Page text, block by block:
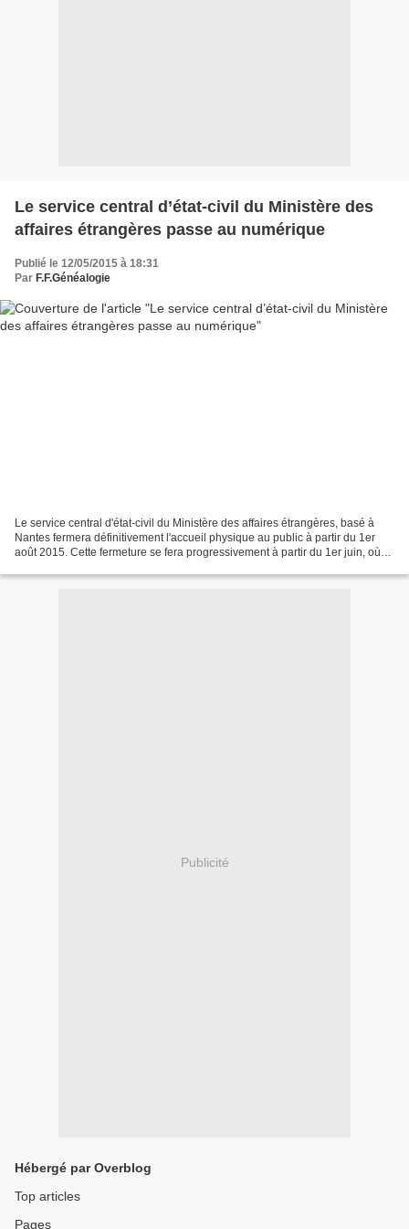
Le service central d’état-civil du Ministère des
affaires étrangères passe au numérique
Publié le 12/05/2015 à 18:31
Par F.F.Généalogie
Le service central d'état-civil du Ministère des affaires étrangères, basé à
Nantes fermera définitivement l'accueil physique au public à partir du 1er
août 2015. Cette fermeture se fera progressivement à partir du 1er juin, où
Publicité
Hébergé par Overblog
Top articles
Pages